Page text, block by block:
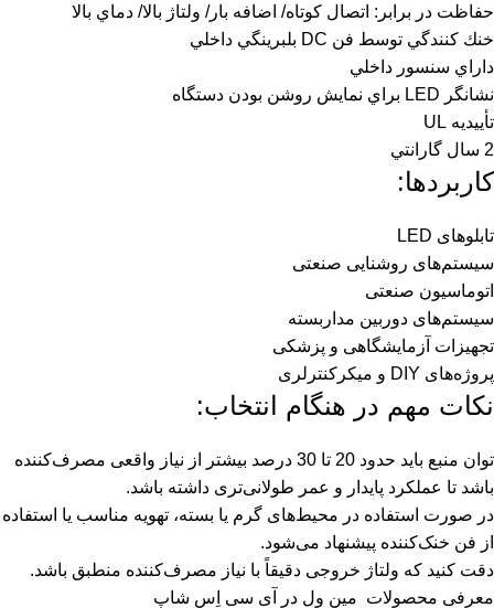
حفاظت در برابر: اتصال كوتاه/ اضافه بار/ ولتاژ بالا/ دماي بالا
خنك كنندگي توسط فن DC بلبرينگي داخلي
داراي سنسور داخلي
نشانگر LED براي نمايش روشن بودن دستگاه
تأييديه UL
2 سال گارانتي
کاربردها:
تابلوهای LED
سیستم‌های روشنایی صنعتی
اتوماسیون صنعتی
سیستم‌های دوربین مداربسته
تجهیزات آزمایشگاهی و پزشکی
پروژه‌های DIY و میکرکنترلری
نکات مهم در هنگام انتخاب:
توان منبع باید حدود 20 تا 30 درصد بیشتر از نیاز واقعی مصرف‌کننده
باشد تا عملکرد پایدار و عمر طولانی‌تری داشته باشد.
در صورت استفاده در محیط‌های گرم یا بسته، تهویه مناسب یا استفاده
از فن خنک‌کننده پیشنهاد می‌شود.
دقت کنید که ولتاژ خروجی دقیقاً با نیاز مصرف‌کننده منطبق باشد.
معرفی محصولات مین ول در آی سی اِس شاپ